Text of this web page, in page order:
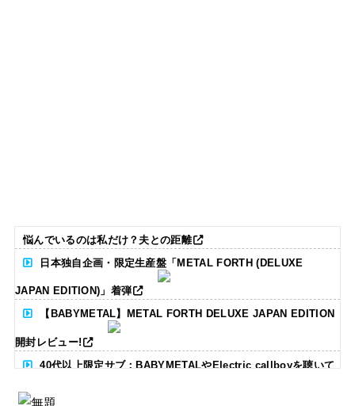
悩んでいるのは私だけ？夫との距離
日本独自企画・限定生産盤「METAL FORTH (DELUXE
JAPAN EDITION)」着弾
【BABYMETAL】METAL FORTH DELUXE JAPAN EDITION
開封レビュー!
40代以上限定サブ：BABYMETALやElectric callboyを聴いて
る人いる？ 【海外の反応】